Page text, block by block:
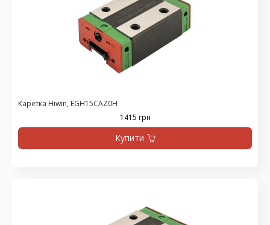
Каретка Hiwin, EGH15CAZ0H
1415 грн
Купити